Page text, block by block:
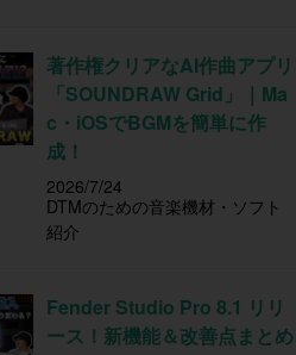
著作権クリアなAI作曲アプリ
「SOUNDRAW Grid」｜Ma
c・iOSでBGMを簡単に作
成！
2026/7/24
DTMのための音楽機材・ソフト
紹介
Fender Studio Pro 8.1 リリ
ース！新機能＆改善点まとめ